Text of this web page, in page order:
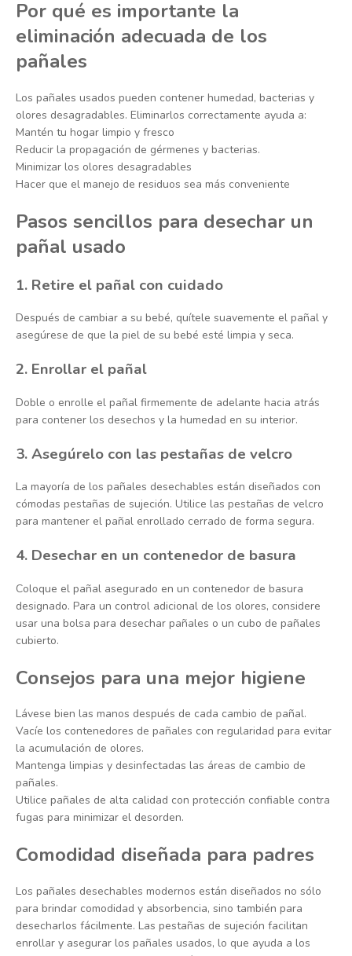
Por qué es importante la
eliminación adecuada de los
pañales
Los pañales usados ​​pueden contener humedad, bacterias y
olores desagradables. Eliminarlos correctamente ayuda a:
Mantén tu hogar limpio y fresco
Reducir la propagación de gérmenes y bacterias.
Minimizar los olores desagradables
Hacer que el manejo de residuos sea más conveniente
Pasos sencillos para desechar un
pañal usado
1. Retire el pañal con cuidado
Después de cambiar a su bebé, quítele suavemente el pañal y
asegúrese de que la piel de su bebé esté limpia y seca.
2. Enrollar el pañal
Doble o enrolle el pañal firmemente de adelante hacia atrás
para contener los desechos y la humedad en su interior.
3. Asegúrelo con las pestañas de velcro
La mayoría de los pañales desechables están diseñados con
cómodas pestañas de sujeción. Utilice las pestañas de velcro
para mantener el pañal enrollado cerrado de forma segura.
4. Desechar en un contenedor de basura
Coloque el pañal asegurado en un contenedor de basura
designado. Para un control adicional de los olores, considere
usar una bolsa para desechar pañales o un cubo de pañales
cubierto.
Consejos para una mejor higiene
Lávese bien las manos después de cada cambio de pañal.
Vacíe los contenedores de pañales con regularidad para evitar
la acumulación de olores.
Mantenga limpias y desinfectadas las áreas de cambio de
pañales.
Utilice pañales de alta calidad con protección confiable contra
fugas para minimizar el desorden.
Comodidad diseñada para padres
Los pañales desechables modernos están diseñados no sólo
para brindar comodidad y absorbencia, sino también para
desecharlos fácilmente. Las pestañas de sujeción facilitan
enrollar y asegurar los pañales usados, lo que ayuda a los